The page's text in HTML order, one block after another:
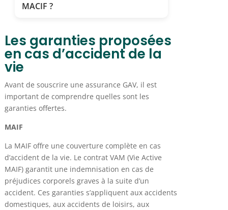
MACIF ?
Les garanties proposées
en cas d’accident de la
vie
Avant de souscrire une assurance GAV, il est
important de comprendre quelles sont les
garanties offertes.
MAIF
La MAIF offre une couverture complète en cas
d’accident de la vie. Le contrat VAM (Vie Active
MAIF) garantit une indemnisation en cas de
préjudices corporels graves à la suite d’un
accident. Ces garanties s’appliquent aux accidents
domestiques, aux accidents de loisirs, aux